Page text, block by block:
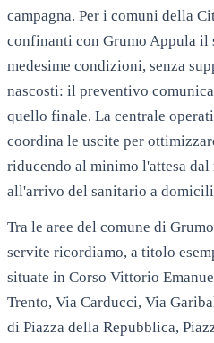
campagna. Per i comuni della
confinanti con Grumo Appula
medesime condizioni, senza
nascosti: il preventivo
quello finale. La centrale
coordina le uscite per
riducendo al minimo l'attesa
all'arrivo del sanitario a
Tra le aree del comune di
servite ricordiamo, a titolo
situate in Corso Vittorio
Trento, Via Carducci, Via
di Piazza della Repubblica,